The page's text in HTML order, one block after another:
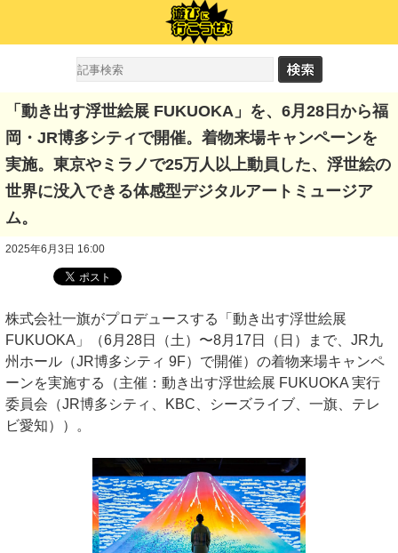
「動き出す浮世絵展 FUKUOKA」を、6月28日から福
岡・JR博多シティで開催。着物来場キャンペーンを
実施。東京やミラノで25万人以上動員した、浮世絵の
世界に没入できる体感型デジタルアートミュージア
ム。
2025年6月3日 16:00
株式会社一旗がプロデュースする「動き出す浮世絵展
FUKUOKA」（6月28日（土）〜8月17日（日）まで、JR九
州ホール（JR博多シティ 9F）で開催）の着物来場キャンペ
ーンを実施する（主催：動き出す浮世絵展 FUKUOKA 実行
委員会（JR博多シティ、KBC、シーズライブ、一旗、テレ
ビ愛知））。